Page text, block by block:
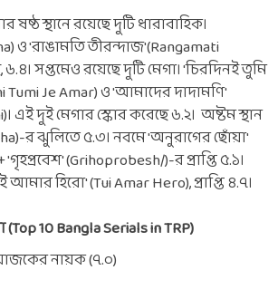
ষষ্ঠ স্থানে রয়েছে দুটি ধারাবাহিক।
ও 'রাঙামতি তীরন্দাজ'(Rangamati
সপ্তমেও রয়েছে দুটি মেগা। 'চিরদিনই তুমি
Je Amar) ও 'আমাদের দাদামণি'
এই দুই মেগার স্কোর করেছে ৬.২। অষ্টম স্থান
র ঝুলিতে ৫.৩। নবমে 'অনুরাগের ছোঁয়া'
(Grihoprobesh/)-র প্রাপ্তি ৫.১।
আমার হিরো' (Tui Amar Hero), প্রাপ্তি ৪.৭।
10 Bangla Serials in TRP)
নায়ক (৭.০)